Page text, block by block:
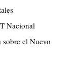
Nacional
sobre el Nuevo